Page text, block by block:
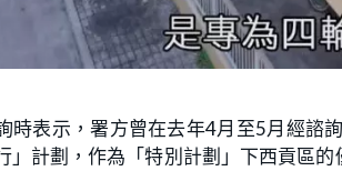
時表示，署方曾在去年4月至5月經諮
」計劃，作為「特別計劃」下西貢區